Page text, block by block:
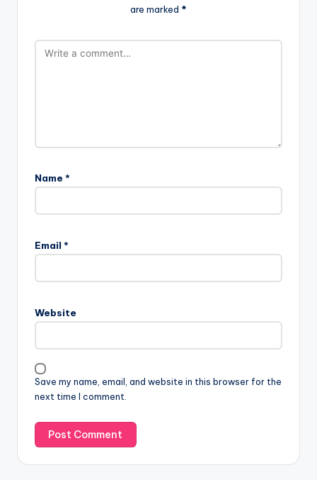
are marked *
Name *
Email *
Website
Save my name, email, and website in this browser for the
next time I comment.